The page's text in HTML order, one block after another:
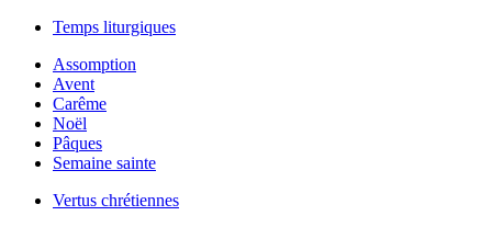
Temps liturgiques
Assomption
Avent
Carême
Noël
Pâques
Semaine sainte
Vertus chrétiennes